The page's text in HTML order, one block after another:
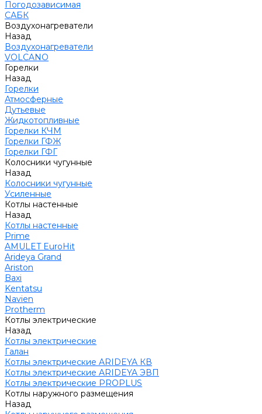
Погодозависимая
САБК
Воздухонагреватели
Назад
Воздухонагреватели
VOLCANO
Горелки
Назад
Горелки
Атмосферные
Дутьевые
Жидкотопливные
Горелки КЧМ
Горелки ГФЖ
Горелки ГФГ
Колосники чугунные
Назад
Колосники чугунные
Усиленные
Котлы настенные
Назад
Котлы настенные
Prime
AMULET EuroHit
Arideya Grand
Ariston
Baxi
Kentatsu
Navien
Protherm
Котлы электрические
Назад
Котлы электрические
Галан
Котлы электрические ARIDEYA КВ
Котлы электрические ARIDEYA ЭВП
Котлы электрические PROPLUS
Котлы наружного размещения
Назад